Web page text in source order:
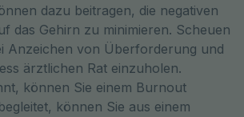
dazu beitragen, die negativen
das Gehirn zu minimieren. Scheuen
Anzeichen von Überforderung und
ärztlichen Rat einzuholen.
können Sie einem Burnout
können Sie aus einem